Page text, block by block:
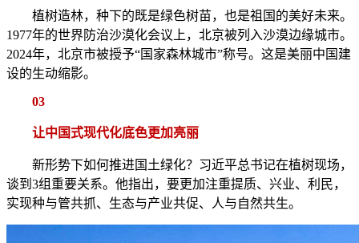
植树造林，种下的既是绿色树苗，也是祖国的美好未来。
1977年的世界防治沙漠化会议上，北京被列入沙漠边缘城市。
2024年，北京市被授予“国家森林城市”称号。这是美丽中国建
设的生动缩影。
03
让中国式现代化底色更加亮丽
新形势下如何推进国土绿化？习近平总书记在植树现场，
谈到3组重要关系。他指出，要更加注重提质、兴业、利民，
实现种与管共抓、生态与产业共促、人与自然共生。